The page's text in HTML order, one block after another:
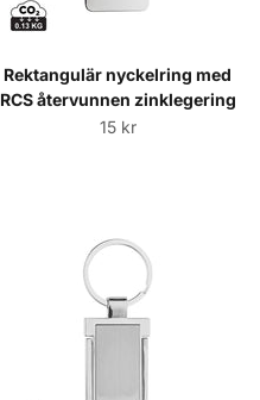
Rektangulär nyckelring med
RCS återvunnen zinklegering
Sale price
15 kr